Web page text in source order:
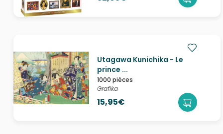
Utagawa Kunichika - Le
prince ...
1000 pièces
Grafika
15,95€